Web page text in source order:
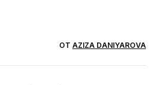
ОТ AZIZA DANIYAROVA